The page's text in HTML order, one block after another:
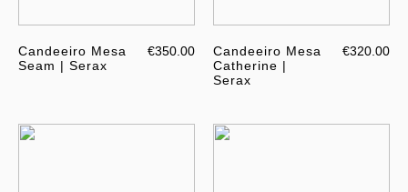
Candeeiro Mesa
Seam | Serax
€350.00
Candeeiro Mesa
Catherine |
Serax
€320.00